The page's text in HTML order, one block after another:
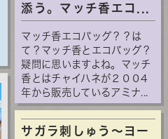
添う。マッチ香エコ...
マッチ香エコバッグ？？は
て？マッチ香とエコバッグ？
疑問に思いますよね。マッチ
香とはチャイハネが２００4
年から販売しているアミナ...
サガラ刺しゅう～ヨー